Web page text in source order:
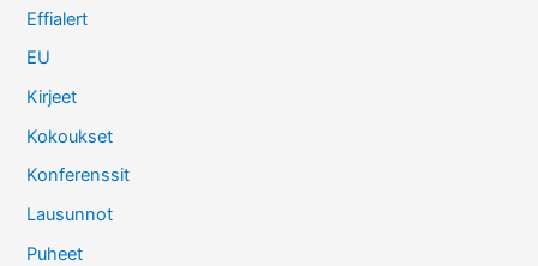
Effialert
EU
Kirjeet
Kokoukset
Konferenssit
Lausunnot
Puheet